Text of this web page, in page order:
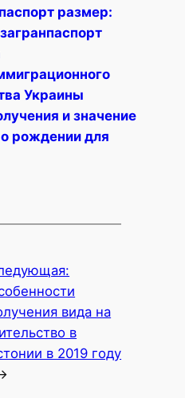
размер:
Украины
и значение
рождении для
вида на
в
в 2019 году